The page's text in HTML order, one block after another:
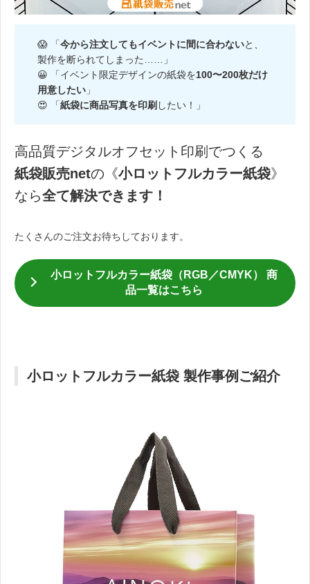
😱 「今から注文してもイベントに間に合わないと、
製作を断られてしまった……」
😀 「イベント限定デザインの紙袋を100〜200枚だけ
用意したい 」
😍 「紙袋に商品写真を印刷 したい！」
高品質デジタルオフセット印刷でつくる
紙袋販売netの《小ロットフルカラー紙袋》
なら全て解決できます！
たくさんのご注文お待ちしております。
小ロットフルカラー紙袋（RGB／CMYK） 商
品一覧はこちら
小ロットフルカラー紙袋 製作事例ご紹介